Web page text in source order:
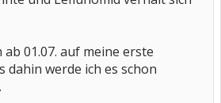
ab 01.07. auf meine erste
dahin werde ich es schon